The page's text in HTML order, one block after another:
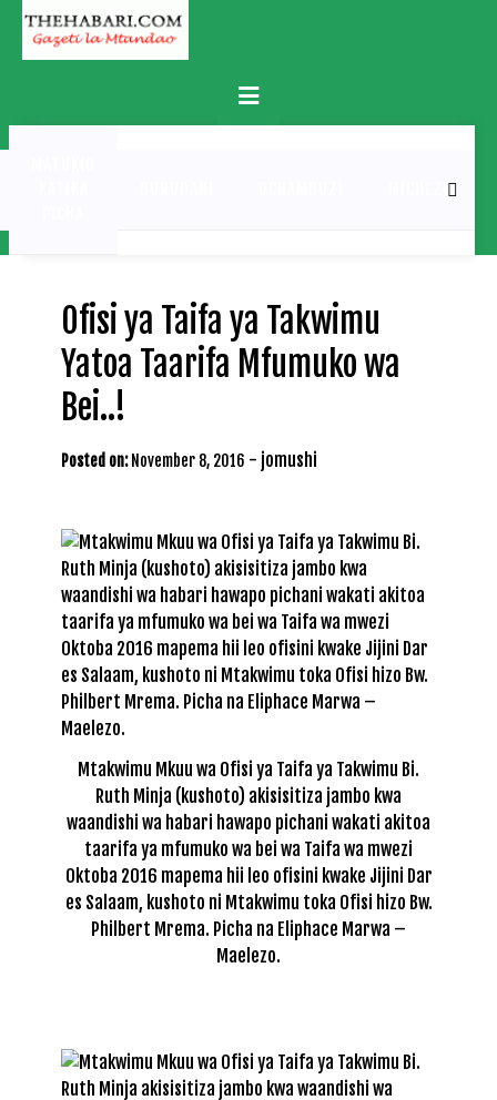
Skip
content
Primary
Menu
MICHEZO
Ofisi ya Taifa ya Takwimu
Yatoa Taarifa Mfumuko wa
Bei..!
Posted on: November 8, 2016 - jomushi
Mtakwimu Mkuu wa Ofisi ya Taifa ya Takwimu Bi.
Ruth Minja (kushoto) akisisitiza jambo kwa
waandishi wa habari hawapo pichani wakati akitoa
taarifa ya mfumuko wa bei wa Taifa wa mwezi
Oktoba 2016 mapema hii leo ofisini kwake Jijini Dar
es Salaam, kushoto ni Mtakwimu toka Ofisi hizo Bw.
Philbert Mrema. Picha na Eliphace Marwa –
Maelezo.